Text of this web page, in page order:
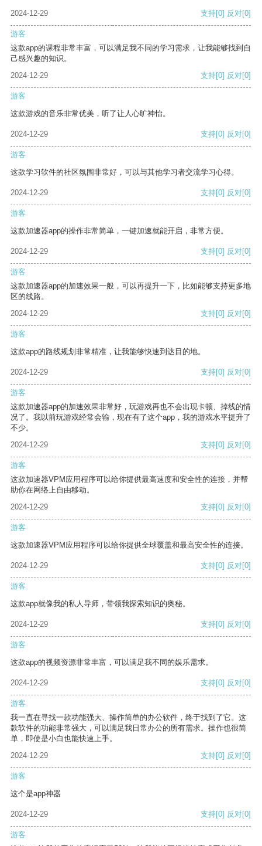
2024-12-29 支持[0] 反对[0]
游客
这款app的课程非常丰富，可以满足我不同的学习需求，让我能够找到自
己感兴趣的知识。
2024-12-29
支持[0] 反对[0]
游客
这款游戏的音乐非常优美，听了让人心旷神怡。
2024-12-29 支持[0] 反对[0]
游客
这款学习软件的社区氛围非常好，可以与其他学习者交流学习心得。
2024-12-29 支持[0] 反对[0]
游客
这款加速器app的操作非常简单，一键加速就能开启，非常方便。
2024-12-29 支持[0] 反对[0]
游客
这款加速器app的加速效果一般，可以再提升一下，比如能够支持更多地
区的线路。
2024-12-29
支持[0] 反对[0]
游客
这款app的路线规划非常精准，让我能够快速到达目的地。
2024-12-29 支持[0] 反对[0]
游客
这款加速器app的加速效果非常好，玩游戏再也不会出现卡顿、掉线的情
况了。我以前玩游戏经常会输，现在有了这个app，我的游戏水平提升了
不少。
2024-12-29
支持[0] 反对[0]
游客
这款加速器VPM应用程序可以给你提供最高速度和安全性的连接，并帮
助你在网络上自由移动。
2024-12-29
支持[0] 反对[0]
游客
这款加速器VPM应用程序可以给你提供全球覆盖和最高安全性的连接。
2024-12-29 支持[0] 反对[0]
游客
这款app就像我的私人导师，带领我探索知识的奥秘。
2024-12-29 支持[0] 反对[0]
游客
这款app的视频资源非常丰富，可以满足我不同的娱乐需求。
2024-12-29 支持[0] 反对[0]
游客
我一直在寻找一款功能强大、操作简单的办公软件，终于找到了它。这
款软件的功能非常强大，可以满足我日常办公的所有需求。操作也很简
单，即使是小白也能快速上手。
2024-12-29
支持[0] 反对[0]
游客
这个是app神器
2024-12-29 支持[0] 反对[0]
游客